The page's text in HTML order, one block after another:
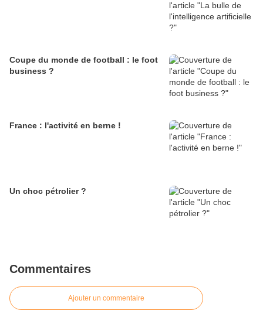
Coupe du monde de football : le foot
business ?
France : l'activité en berne !
Un choc pétrolier ?
Commentaires
Ajouter un commentaire